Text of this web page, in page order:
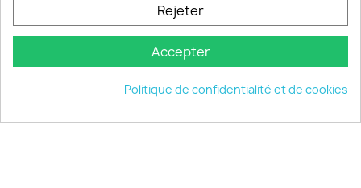
VOTRE COMPTE 
INFORMATIONS keyboard_arrow_down
© 2026 - choisistacoque.com
Rejeter
Accepter
Politique de confidentialité et de cookies